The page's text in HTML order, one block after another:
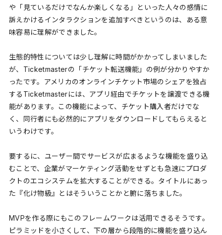
や「見ているだけでなんか楽しくなる」といった人々の感情に
訴えかけるインタラクションを追加すべきというのは、ある意
味容易に理解ができました。
生態的特性については少し理解に時間がかかってしまいました
が、Ticketmasterの「チケット転送機能」の例が分かりやすか
ったです。アメリカのオンラインチケット市場のシェアを独占
するTicketmasterには、アプリ経由でチケットを譲渡できる機
能があります。この機能によって、チケット購入者だけでな
く、同行者にも必然的にアプリをダウンロードしてもらえると
いうわけです。
要するに、ユーザー間でサービスが広まるような機能を盛り込
むことで、企業がマーケティング活動をせずとも急速にプロダ
クトのエコシステムを拡大することができる。タイトルにあっ
た『化け物級』とはそういうことかと腑に落ちました。
MVPを作る際にもこのフレームワークは活用できるそうです。
ピラミッドを小さくして、下の層から段階的に機能を盛り込ん